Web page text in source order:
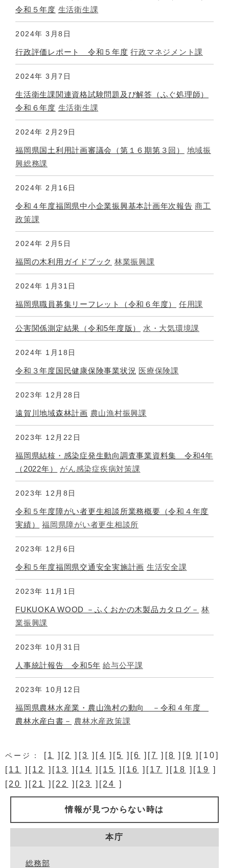
令和５年度 生活衛生課
2024年 3月8日
行政評価レポート 令和５年度 行政マネジメント課
2024年 3月7日
生活衛生課関連資格試験問題及び解答（ふぐ処理師）
令和６年度 生活衛生課
2024年 2月29日
福岡県国土利用計画審議会（第１６期第３回）
地域振
興総務課
2024年 2月16日
令和４年度福岡県中小企業振興基本計画年次報告 商工
政策課
2024年 2月5日
福岡の木利用ガイドブック 林業振興課
2024年 1月31日
福岡県職員募集リーフレット（令和６年度） 任用課
公害関係測定結果（令和5年度版） 水・大気環境課
2024年 1月18日
令和３年度国民健康保険事業状況 医療保険課
2023年 12月28日
遠賀川地域森林計画 農山漁村振興課
2023年 12月22日
福岡県結核・感染症発生動向調査事業資料集 令和4年
（2022年）
がん感染症疾病対策課
2023年 12月8日
令和５年度障がい者更生相談所業務概要（令和４年度
実績）
福岡県障がい者更生相談所
2023年 12月6日
令和５年度福岡県交通安全実施計画 生活安全課
2023年 11月1日
FUKUOKA WOOD －ふくおかの木製品カタログ－ 林
業振興課
2023年 10月31日
人事統計報告 令和5年 給与公平課
2023年 10月12日
福岡県農林水産業・農山漁村の動向 －令和４年度
農林水産白書－ 農林水産政策課
ページ： [1 ][2 ][3 ][4 ][5 ][6 ][7 ][8 ][9 ][10]
[11 ][12 ][13 ][14 ][15 ][16 ][17 ][18 ][19 ]
[20 ][21 ][22 ][23 ][24 ]
情報が見つからない時は
本庁
総務部